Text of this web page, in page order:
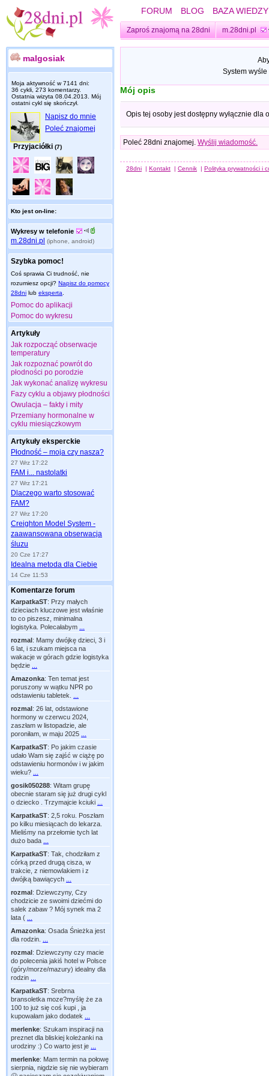
FORUM BLOG BAZA WIEDZY
Zaproś znajomą na 28dni m.28dni.pl
malgosiak
Moja aktywność w 7141 dni:
36 cykli, 273 komentarzy.
Ostatnia wizyta 08.04.2013 . Mój
ostatni cykl się skończył.
Napisz do mnie
Poleć znajomej
Przyjaciółki (7)
Kto jest on-line:
Wykresy w telefonie
m.28dni.pl (iphone, android)
Szybka pomoc!
Coś sprawia Ci trudność, nie
rozumiesz opcji? Napisz do pomocy
28dni lub eksperta
Pomoc do aplikacji
Pomoc do wykresu
Artykuły
Jak rozpocząć obserwacje
temperatury
Jak rozpoznać powrót do
płodności po porodzie
Jak wykonać analizę wykresu
Fazy cyklu a objawy płodności
Owulacja – fakty i mity
Przemiany hormonalne w
cyklu miesiączkowym
Artykuły eksperckie
Płodność – moja czy nasza?
27 Wrz 17:22
FAM i... nastolatki
27 Wrz 17:21
Dlaczego warto stosować
FAM?
27 Wrz 17:20
Creighton Model System -
zaawansowana obserwacja
śluzu
20 Cze 17:27
Idealna metoda dla Ciebie
14 Cze 11:53
Komentarze forum
KarpatkaST: Przy małych
dzieciach kluczowe jest właśnie
to co piszesz, minimalna
logistyka. Polecałabym
rozmal: Mamy dwójkę dzieci, 3 i
6 lat, i szukam miejsca na
wakacje w górach gdzie logistyka
będzie
Amazonka: Ten temat jest
poruszony w wątku NPR po
odstawieniu tabletek.
rozmal: 26 lat, odstawione
hormony w czerwcu 2024,
zaszłam w listopadzie, ale
poroniłam, w maju 2025
KarpatkaST: Po jakim czasie
udało Wam się zajść w ciążę po
odstawieniu hormonów i w jakim
wieku?
gosik050288: Witam grupę
obecnie staram się już drugi cykl
o dziecko . Trzymajcie kciuki
KarpatkaST: 2,5 roku. Poszłam
po kilku miesiącach do lekarza.
Mieliśmy na przełomie tych lat
dużo bada
KarpatkaST: Tak, chodziłam z
córką przed drugą cisza, w
trakcie, z niemowlakiem i z
dwójką bawiących
rozmal: Dziewczyny, Czy
chodzicie ze swoimi dziećmi do
salek zabaw ? Mój synek ma 2
lata (
Amazonka: Osada Śnieżka jest
dla rodzin.
rozmal: Dziewczyny czy macie
do polecenia jakiś hotel w Polsce
(góry/morze/mazury) idealny dla
rodzin
KarpatkaST: Srebrna
bransoletka moze?myślę że za
100 to już się coś kupi , ja
kupowałam jako dodatek
merlenke: Szukam inspiracji na
preznet dla bliskiej koleżanki na
urodziny :) Co warto jest je
merlenke: Mam termin na połowę
sierpnia, nigdzie się nie wybieram
System
Mój opis
Opis tej osoby jest dostępny wyłącznie dla
Poleć 28dni znajomej. Wyślij wiadomość.
28dni | Kontakt | Cennik | Polityka prywatności i